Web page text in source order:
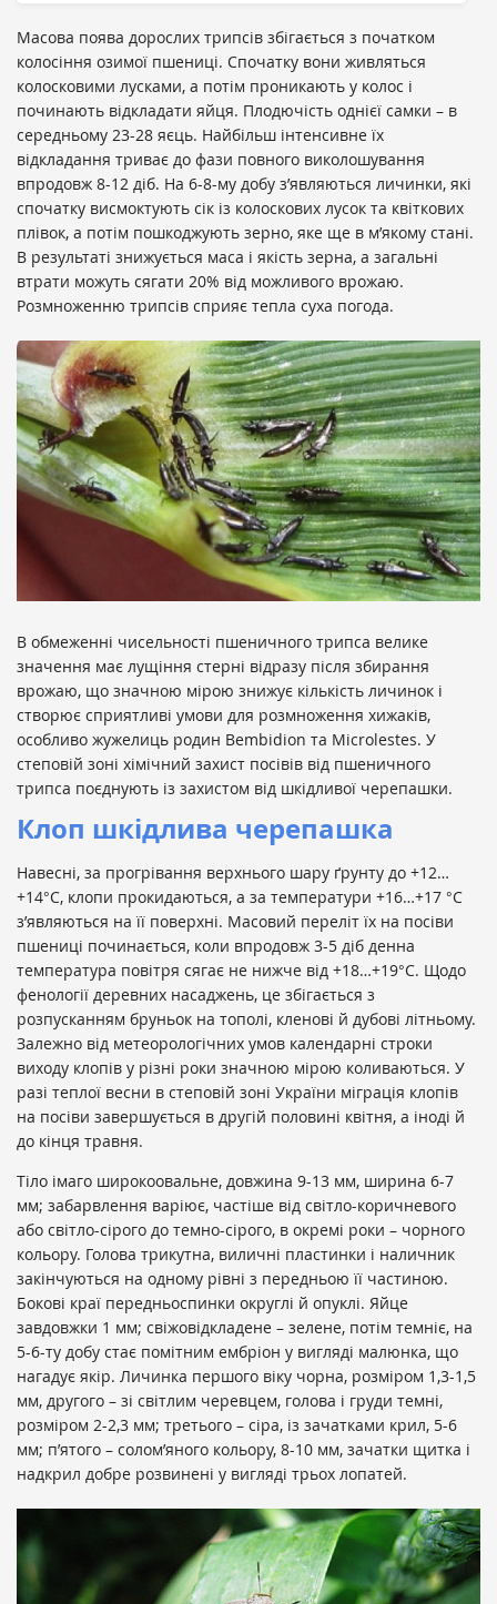
Масова поява дорослих трипсів збігається з початком
колосіння озимої пшениці. Спочатку вони живляться
колосковими лусками, а потім проникають у колос і
починають відкладати яйця. Плодючість однієї самки – в
середньому 23-28 яєць. Найбільш інтенсивне їх
відкладання триває до фази повного виколошування
впродовж 8-12 діб. На 6-8-му добу з’являються личинки, які
спочатку висмоктують сік із колоскових лусок та квіткових
плівок, а потім пошкоджують зерно, яке ще в м’якому стані.
В результаті знижується маса і якість зерна, а загальні
втрати можуть сягати 20% від можливого врожаю.
Розмноженню трипсів сприяє тепла суха погода.
В обмеженні чисельності пшеничного трипса велике
значення має лущіння стерні відразу після збирання
врожаю, що значною мірою знижує кількість личинок і
створює сприятливі умови для розмноження хижаків,
особливо жужелиць родин Bembidion та Microlestes. У
степовій зоні хімічний захист посівів від пшеничного
трипса поєднують із захистом від шкідливої черепашки.
Клоп шкідлива черепашка
Навесні, за прогрівання верхнього шару ґрунту до +12…
+14°С, клопи прокидаються, а за температури +16…+17 °С
з’являються на її поверхні. Масовий переліт їх на посіви
пшениці починається, коли впродовж 3-5 діб денна
температура повітря сягає не нижче від +18…+19°С. Щодо
фенології деревних насаджень, це збігається з
розпусканням бруньок на тополі, кленові й дубові літньому.
Залежно від метеорологічних умов календарні строки
виходу клопів у різні роки значною мірою коливаються. У
разі теплої весни в степовій зоні України міграція клопів
на посіви завершується в другій половині квітня, а іноді й
до кінця травня.
Тіло імаго широкоовальне, довжина 9-13 мм, ширина 6-7
мм; забарвлення варіює, частіше від світло-коричневого
або світло-сірого до темно-сірого, в окремі роки – чорного
кольору. Голова трикутна, виличні пластинки і наличник
закінчуються на одному рівні з передньою її частиною.
Бокові краї передньоспинки округлі й опуклі. Яйце
завдовжки 1 мм; свіжовідкладене – зелене, потім темніє, на
5-6-ту добу стає помітним ембріон у вигляді малюнка, що
нагадує якір. Личинка першого віку чорна, розміром 1,3-1,5
мм, другого – зі світлим черевцем, голова і груди темні,
розміром 2-2,3 мм; третього – сіра, із зачатками крил, 5-6
мм; п’ятого – солом’яного кольору, 8-10 мм, зачатки щитка і
надкрил добре розвинені у вигляді трьох лопатей.